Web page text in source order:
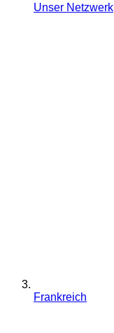
Unser Netzwerk
Frankreich